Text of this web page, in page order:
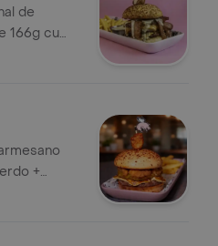
de
166g cu
de
+
queso